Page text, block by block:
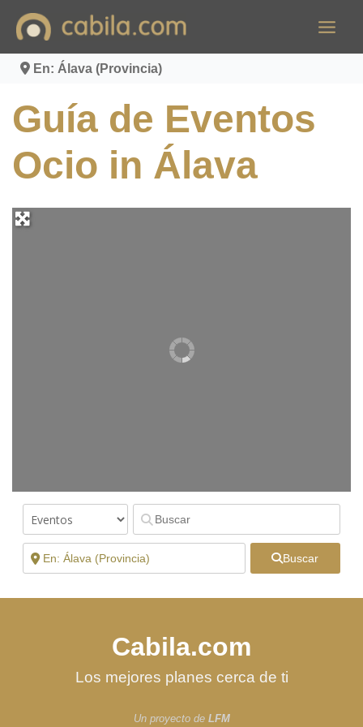
contenido
En: Álava (Provincia)
Guía de Eventos
Ocio in Álava
Buscar
Cabila.com
Los mejores planes cerca de ti
Un proyecto de LFM